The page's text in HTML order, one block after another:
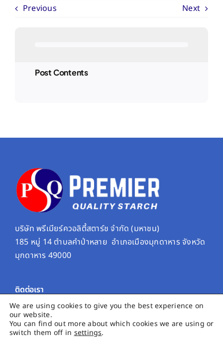
Previous Next
Post Contents
บริษัท พรีเมียร์ควอลิตี้สตาร์ช จํากัด (มหาชน)
185 หมู่ 14 ตำบลคำป่าหลาย อำเภอเมืองมุกดาหาร จังหวัด
มุกดาหาร 49000
ติดต่อเรา
Sales
International :sales_inter@pqstarch.com
We are using cookies to give you the best experience on
our website.
You can find out more about which cookies we are using or
switch them off in settings.